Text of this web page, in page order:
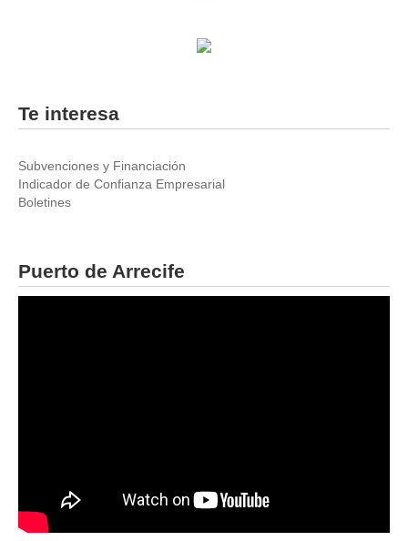
Te interesa
Subvenciones y Financiación
Indicador de Confianza Empresarial
Boletines
Puerto de Arrecife